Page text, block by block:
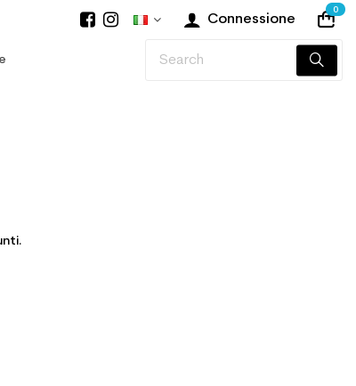
Connessione
0